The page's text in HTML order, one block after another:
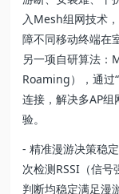
入Mesh组网技术
障不同移动终端在
另一项自研算法：
Roaming），通过
连接，解决多AP
验。
- 精准漫游决策稳
次检测RSSI（信号
判断均稳定满足漫